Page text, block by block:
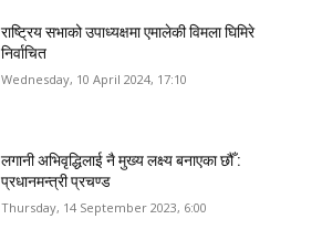
राष्ट्रिय सभाको उपाध्यक्षमा एमालेकी विमला घिमिरे
निर्वाचित
Wednesday, 10 April 2024, 17:10
लगानी अभिवृद्धिलाई नै मुख्य लक्ष्य बनाएका छौँ :
प्रधानमन्त्री प्रचण्ड
Thursday, 14 September 2023, 6:00